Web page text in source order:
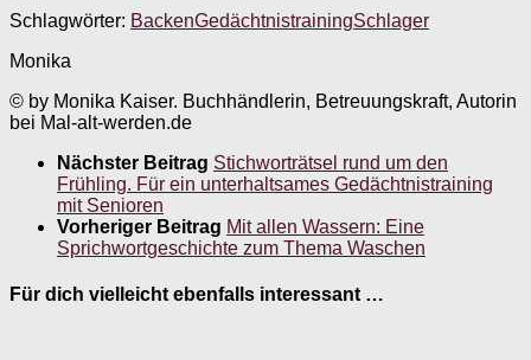
Schlagwörter: BackenGedächtnistrainingSchlager
Monika
© by Monika Kaiser. Buchhändlerin, Betreuungskraft, Autorin
bei Mal-alt-werden.de
Nächster Beitrag Stichworträtsel rund um den
Frühling. Für ein unterhaltsames Gedächtnistraining
mit Senioren
Vorheriger Beitrag Mit allen Wassern: Eine
Sprichwortgeschichte zum Thema Waschen
Für dich vielleicht ebenfalls interessant …